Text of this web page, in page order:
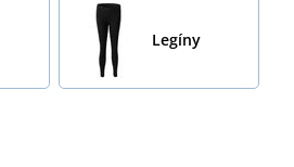
Legíny